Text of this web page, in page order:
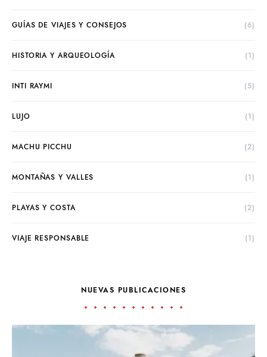
GUÍAS DE VIAJES Y CONSEJOS (6)
HISTORIA Y ARQUEOLOGÍA (1)
INTI RAYMI (5)
LUJO (1)
MACHU PICCHU (2)
MONTAÑAS Y VALLES (1)
PLAYAS Y COSTA (2)
VIAJE RESPONSABLE (1)
NUEVAS PUBLICACIONES